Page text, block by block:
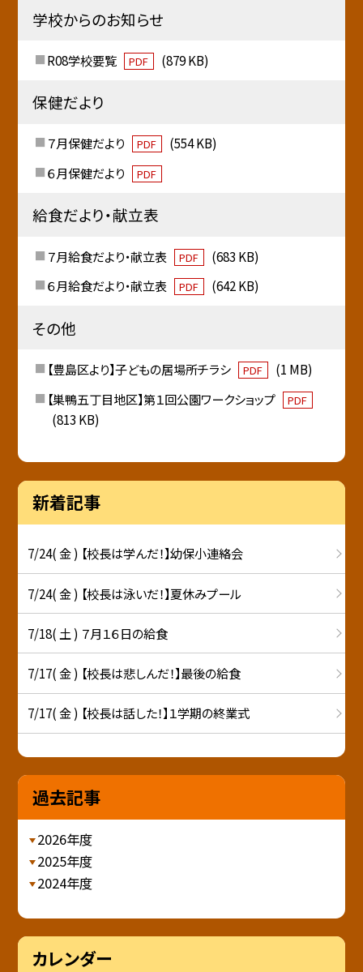
学校からのお知らせ
R08学校要覧 PDF (879 KB)
保健だより
７月保健だより PDF
(554 KB)
６月保健だより
PDF
給食だより・献立表
７月給食だより・献立表 PDF
(683 KB)
６月給食だより・献立表
PDF (642 KB)
その他
【豊島区より】子どもの居場所チラシ PDF
(1 MB)
【巣鴨五丁目地区】第１回公園ワークショップ
PDF
(813 KB)
新着記事
7/24( 金 ) 【校長は学んだ！】幼保小連絡会
7/24( 金 ) 【校長は泳いだ！】夏休みプール
7/18( 土 ) ７月１６日の給食
7/17( 金 ) 【校長は悲しんだ！】最後の給食
7/17( 金 ) 【校長は話した！】１学期の終業式
過去記事
2026年度
2025年度
2024年度
カレンダー